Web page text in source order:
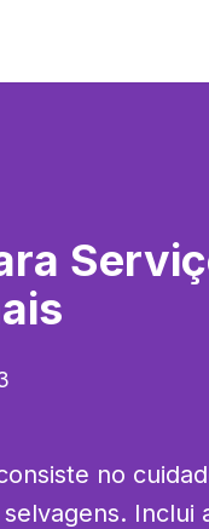
no
Inclui